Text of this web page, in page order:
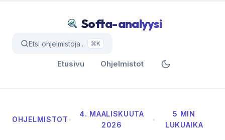
Softa-analyysi
Etsi ohjelmistoja... ⌘K
Etusivu Ohjelmistot
OHJELMISTOT•
4. MAALISKUUTA
2026
•
5 MIN
LUKUAIKA